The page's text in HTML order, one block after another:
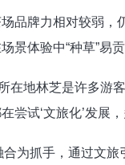
品牌力相对较弱
景体验中“种草”易贡
在地林芝是许多游
尝试‘文旅化’发展
合为抓手，通过文